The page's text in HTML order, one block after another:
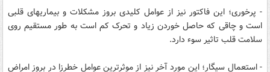
- پرخوری؛ این فاکتور نیز از عوامل کلیدی بروز مشکلات و بیماریهای قلبی
است و چاقی که حاصل خوردن زیاد و تحرک کم است به طور مستقیم روی
سلامت قلب تاثیر سوء دارد.
- استعمال سیگار؛ این مورد آخر نیز از موثرترین عوامل خطرزا در بروز امراض